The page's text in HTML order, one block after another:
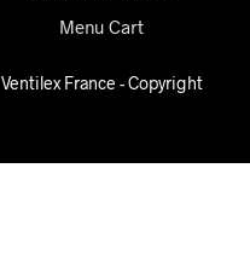
Menu Cart
Ventilex France - Copyright